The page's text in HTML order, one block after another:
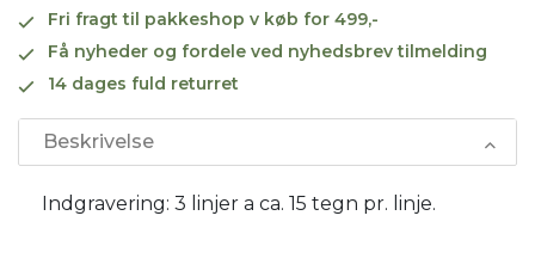
Fri fragt til pakkeshop v køb for 499,-
Få nyheder og fordele ved nyhedsbrev tilmelding
14 dages fuld returret
Beskrivelse
Indgravering: 3 linjer a ca. 15 tegn pr. linje.